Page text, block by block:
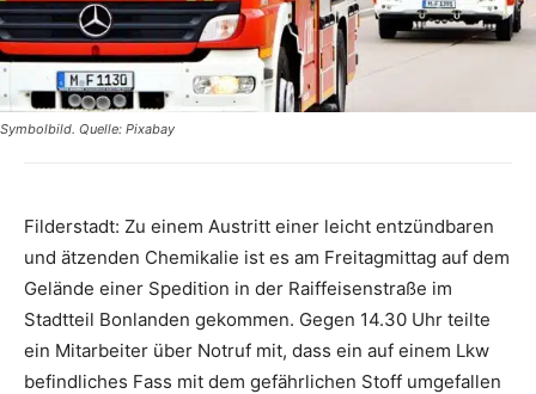
Symbolbild. Quelle: Pixabay
Filderstadt: Zu einem Austritt einer leicht entzündbaren
und ätzenden Chemikalie ist es am Freitagmittag auf dem
Gelände einer Spedition in der Raiffeisenstraße im
Stadtteil Bonlanden gekommen. Gegen 14.30 Uhr teilte
ein Mitarbeiter über Notruf mit, dass ein auf einem Lkw
befindliches Fass mit dem gefährlichen Stoff umgefallen